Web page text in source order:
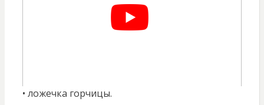
• ложечка горчицы.